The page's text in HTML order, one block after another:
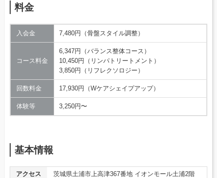
料金
入会金 7,480円（骨盤スタイル調整）
コース料金
6,347円（バランス整体コース）
10,450円（リンパトリートメント）
3,850円（リフレクソロジー）
回数料金 17,930円（Wケアシェイプアップ）
体験等 3,250円〜
基本情報
アクセス
茨城県土浦市上高津367番地 イオンモール土浦2階